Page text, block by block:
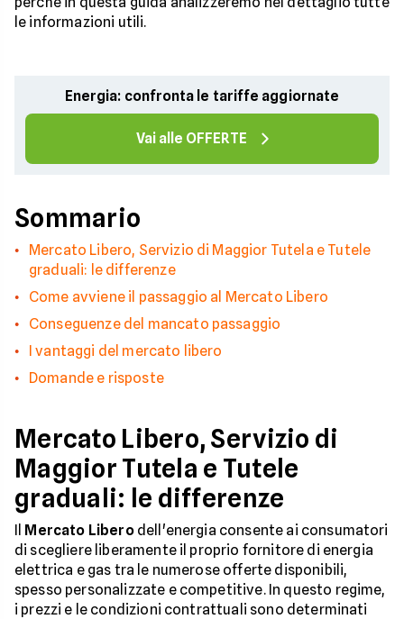
le informazioni utili.
Energia: confronta le tariffe aggiornate
Vai alle OFFERTE
Sommario
Mercato Libero, Servizio di Maggior Tutela e Tutele
graduali: le differenze
Come avviene il passaggio al Mercato Libero
Conseguenze del mancato passaggio
I vantaggi del mercato libero
Domande e risposte
Mercato Libero, Servizio di
Maggior Tutela e Tutele
graduali: le differenze
Il Mercato Liberodell'energia consente ai consumatori
di scegliere liberamente il proprio fornitore di energia
elettrica e gas tra le numerose offerte disponibili,
spesso personalizzate e competitive. In questo regime,
i prezzi e le condizioni contrattuali sono determinati